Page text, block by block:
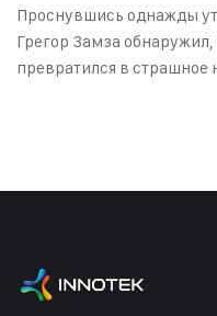
Проснувшись однажды
Грегор Замза обнаружил,
превратился в страшное